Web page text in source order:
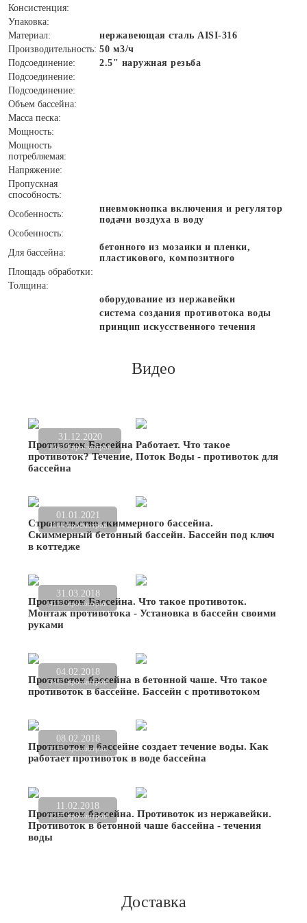
Консистенция:
Упаковка:
Материал:
нержавеющая сталь AISI-316
Производительность: 50 м3/ч
Подсоединение:
2.5" наружная резьба
Подсоединение:
Подсоединение:
Объем бассейна:
Масса песка:
Мощность:
Мощность
потребляемая:
Напряжение:
Пропускная
способность:
Особенность:
пневмокнопка включения и регулятор
подачи воздуха в воду
Особенность:
Для бассейна:
бетонного из мозаики и пленки,
пластикового, композитного
Площадь обработки:
Толщина:
оборудование из нержавейки
система создания противотока воды
принцип искусственного течения
Видео
31.12.2020
10429 просмотров
Противоток Бассейна Работает. Что такое
противоток? Течение, Поток Воды - противоток для
бассейна
01.01.2021
3844 просмотров
Строительство скиммерного бассейна.
Скиммерный бетонный бассейн. Бассейн под ключ
в коттедже
31.03.2018
4137 просмотров
Противоток Бассейна. Что такое противоток.
Монтаж противотока - Установка в бассейн своими
руками
04.02.2018
3492 просмотров
Противоток бассейна в бетонной чаше. Что такое
противоток в бассейне. Бассейн с противотоком
08.02.2018
1190 просмотров
Противоток в бассейне создает течение воды. Как
работает противоток в воде бассейна
11.02.2018
1255 просмотров
Противоток бассейна. Противоток из нержавейки.
Противоток в бетонной чаше бассейна - течения
воды
Доставка